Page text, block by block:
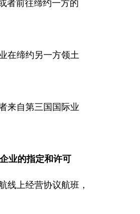
者前往缔约一方的
在缔约另一方领土
来自第三国国际业
业的指定和许可
上经营协议航班，